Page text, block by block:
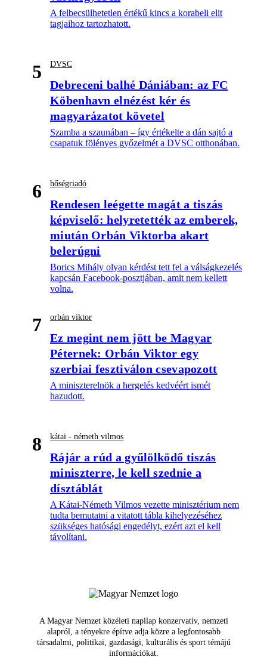
A felbecsülhetetlen értékű kincs a korabeli elit
tagjaihoz tartozhatott.
5 DVSC
Debreceni balhé Dániában: az FC
Köbenhavn elnézést kér és
magyarázatot követel
Szamba a szaunában – így értékelte a dán sajtó a
csapatuk fölényes győzelmét a DVSC otthonában.
6 hőségriadó
Rendesen leégette magát a tiszás
képviselő: helyretették az emberek,
miután Orbán Viktorba akart
belerúgni
Borics Mihály olyan kérdést tett fel a válságkezelés
kapcsán Facebook-posztjában, amit nem kellett
volna.
7 orbán viktor
Ez megint nem jött be Magyar
Péternek: Orbán Viktor egy
szerbiai fesztiválon csevapozott
A miniszterelnök a hergelés kedvéért ismét
hazudott.
8 kátai - németh vilmos
Rájár a rúd a gyűlölködő tiszás
miniszterre, le kell szednie a
dísztáblát
A Kátai-Németh Vilmos vezette minisztérium nem
tudta bemutatni a vitatott tábla kihelyezéséhez
szükséges hatósági engedélyt, ezért azt el kell
távolítani.
A Magyar Nemzet közéleti napilap konzervatív, nemzeti
alapról, a tényekre építve adja közre a legfontosabb
társadalmi, politikai, gazdasági, kulturális és sport témájú
információkat.